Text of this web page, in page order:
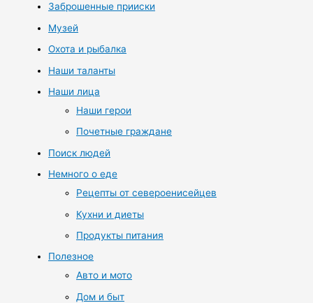
Заброшенные прииски
Музей
Охота и рыбалка
Наши таланты
Наши лица
Наши герои
Почетные граждане
Поиск людей
Немного о еде
Рецепты от североенисейцев
Кухни и диеты
Продукты питания
Полезное
Авто и мото
Дом и быт